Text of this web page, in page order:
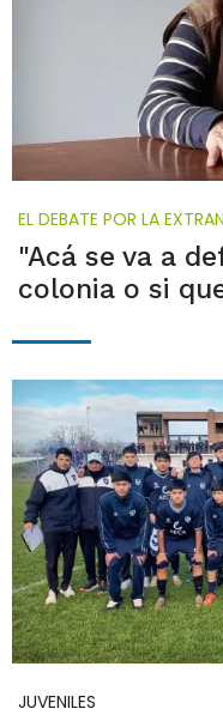
EL DEBATE POR LA
"Acá se va a
colonia o si
JUVENILES